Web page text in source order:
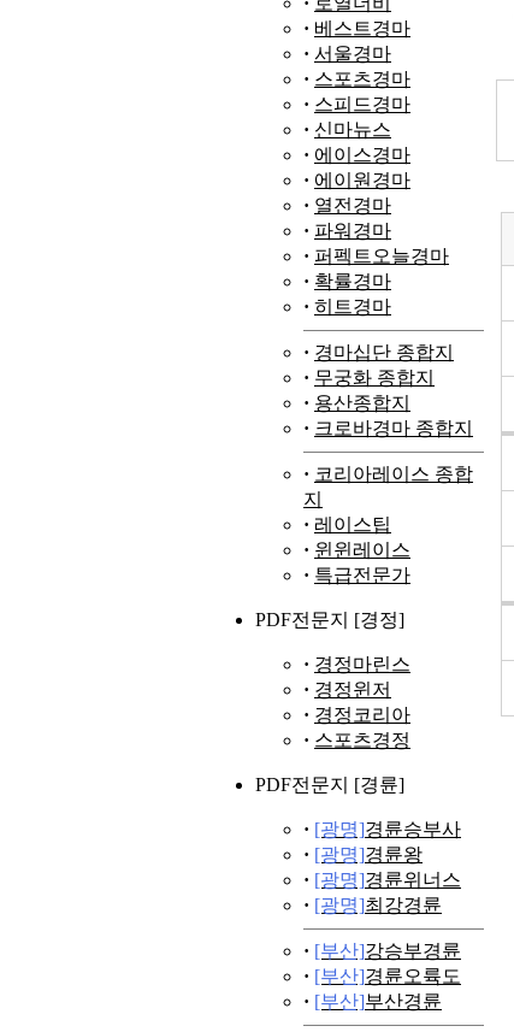
· 베스트경마
· 서울경마
· 스포츠경마
· 스피드경마
· 신마뉴스
· 에이스경마
· 에이원경마
· 열전경마
· 파워경마
· 퍼펙트오늘경마
· 확률경마
· 히트경마
· 경마십단 종합지
· 무궁화 종합지
· 용산종합지
· 크로바경마 종합지
· 코리아레이스 종합
지
· 레이스팁
· 윈윈레이스
· 특급전문가
PDF전문지 [경정]
· 경정마린스
· 경정윈저
· 경정코리아
· 스포츠경정
PDF전문지 [경륜]
· [광명]경륜승부사
· [광명]경륜왕
· [광명]경륜위너스
· [광명]최강경륜
· [부산]강승부경륜
· [부산]경륜오륙도
· [부산]부산경륜